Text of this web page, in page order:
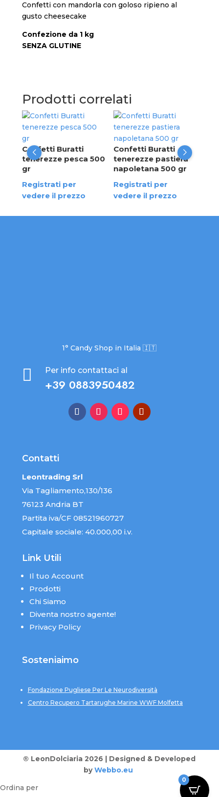
Confetti con mandorla con goloso ripieno al
gusto cheesecake
Confezione da 1 kg
SENZA GLUTINE
Prodotti correlati
Confetti Buratti
tenerezze pesca 500
gr
Registrati per
vedere il prezzo
Confetti Buratti
tenerezze pastiera
napoletana 500 gr
Registrati per
vedere il prezzo
1° Candy Shop in Italia 🇮🇹
 Per info contattaci al
+39 0883950482
Contatti
Leontrading Srl
Via Tagliamento,130/136
76123 Andria BT
Partita iva/CF 08521960727
Capitale sociale: 40.000,00 i.v.
Link Utili
Il tuo Account
Prodotti
Chi Siamo
Diventa nostro agente!
Privacy Policy
Sosteniaimo
Fondazione Pugliese Per Le Neurodiversità
Centro Recupero Tartarughe Marine WWF Molfetta
® LeonDolciaria 2026 | Designed & Developed
by Webbo.eu
Ordina per
0